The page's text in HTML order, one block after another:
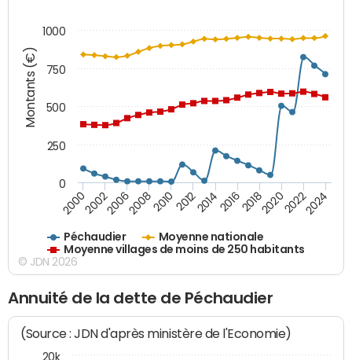
Montants (€)
Péchaudier
Moyenne nationale
Moyenne villages de moins de 250 habitants
200020022006200820102012201420162018202020222024
0
250
500
750
1000
© JDN 2026
Annuité de la dette de Péchaudier
(Source : JDN d'après ministère de l'Economie)
20k